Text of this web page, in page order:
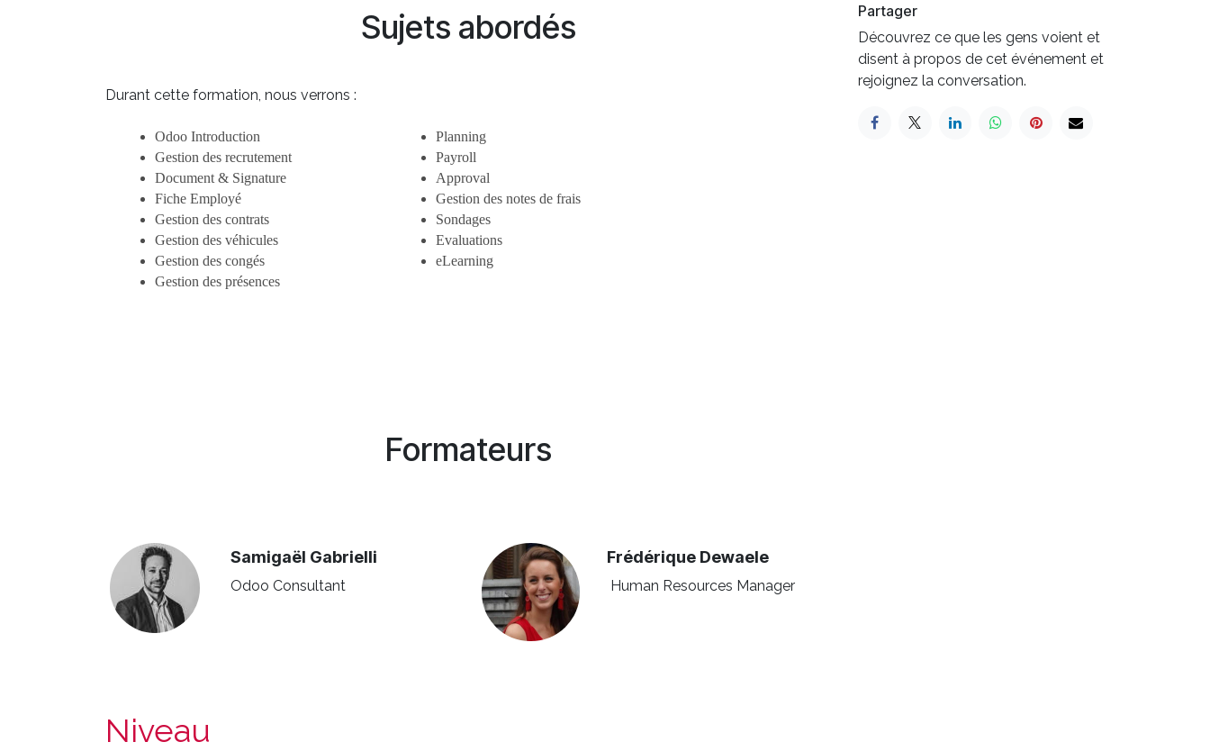
Sujets abordés
Durant cette formation, nous verrons :
Odoo Introduction
Gestion des recrutement
Document & Signature
Fiche Employé
Gestion des contrats
Gestion des véhicules
Gestion des congés
Gestion des présences
Planning
Payroll
Approval
Gestion des notes de frais
Sondages
Evaluations
eLearning
Formateurs
Samigaël Gabrielli
Odoo Consultant
Frédérique Dewaele
Human Resources Manager
Niveau
Partager
Découvrez ce que les gens voient et
disent à propos de cet événement et
rejoignez la conversation.